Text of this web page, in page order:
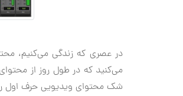
در عصری که زندگی می‌کنیم،
می‌کنید که در طول روز از
شک محتوای ویدیویی حرف اول